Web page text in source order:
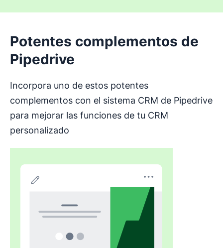
Potentes complementos de
Pipedrive
Incorpora uno de estos potentes
complementos con el sistema CRM de Pipedrive
para mejorar las funciones de tu CRM
personalizado